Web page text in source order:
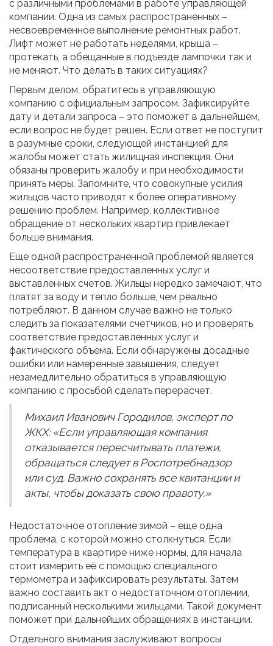
с различными проблемами в работе управляющей
компании. Одна из самых распространенных –
несвоевременное выполнение ремонтных работ.
Лифт может не работать неделями, крыша –
протекать, а обещанные в подъезде лампочки так и
не меняют. Что делать в таких ситуациях?
Первым делом, обратитесь в управляющую
компанию с официальным запросом. Зафиксируйте
дату и детали запроса – это поможет в дальнейшем,
если вопрос не будет решен. Если ответ не поступит
в разумные сроки, следующей инстанцией для
жалобы может стать жилищная инспекция. Они
обязаны проверить жалобу и при необходимости
принять меры. Запомните, что совокупные усилия
жильцов часто приводят к более оперативному
решению проблем. Например, коллективное
обращение от нескольких квартир привлекает
больше внимания.
Еще одной распространенной проблемой является
несоответствие предоставленных услуг и
выставленных счетов. Жильцы нередко замечают, что
платят за воду и тепло больше, чем реально
потребляют. В данном случае важно не только
следить за показателями счетчиков, но и проверять
соответствие предоставленных услуг и
фактического объема. Если обнаружены досадные
ошибки или намеренные завышения, следует
незамедлительно обратиться в управляющую
компанию с просьбой сделать перерасчет.
Михаил Иванович Городилов, эксперт по
ЖКХ: «Если управляющая компания
отказывается пересчитывать платежи,
обращаться следует в Роспотребнадзор
или суд. Важно сохранять все квитанции и
акты, чтобы доказать свою правоту.»
Недостаточное отопление зимой – еще одна
проблема, с которой можно столкнуться. Если
температура в квартире ниже нормы, для начала
стоит измерить её с помощью специального
термометра и зафиксировать результаты. Затем
важно составить акт о недостаточном отоплении,
подписанный несколькими жильцами. Такой документ
поможет при дальнейших обращениях в инстанции.
Отдельного внимания заслуживают вопросы